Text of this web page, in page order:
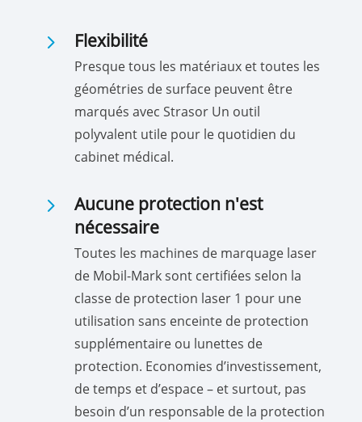
5 Flexibilité
Presque tous les matériaux et toutes les
géométries de surface peuvent être
marqués avec Strasor Un outil
polyvalent utile pour le quotidien du
cabinet médical.
5
Aucune protection n'est
nécessaire
Toutes les machines de marquage laser
de Mobil-Mark sont certifiées selon la
classe de protection laser 1 pour une
utilisation sans enceinte de protection
supplémentaire ou lunettes de
protection. Economies d’investissement,
de temps et d’espace – et surtout, pas
besoin d’un responsable de la protection